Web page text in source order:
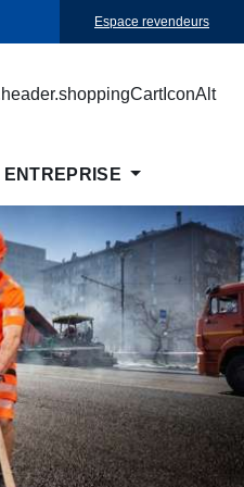
Espace revendeurs
ENTREPRISE